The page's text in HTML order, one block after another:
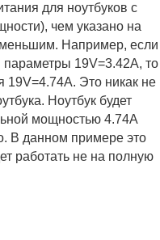
для ноутбуков с
чем указано на
Например, если
19V=3.42A, то
19V=4.74A. Это никак не
Ноутбук будет
мощностью 4.74А
В данном примере это
работать не на полную